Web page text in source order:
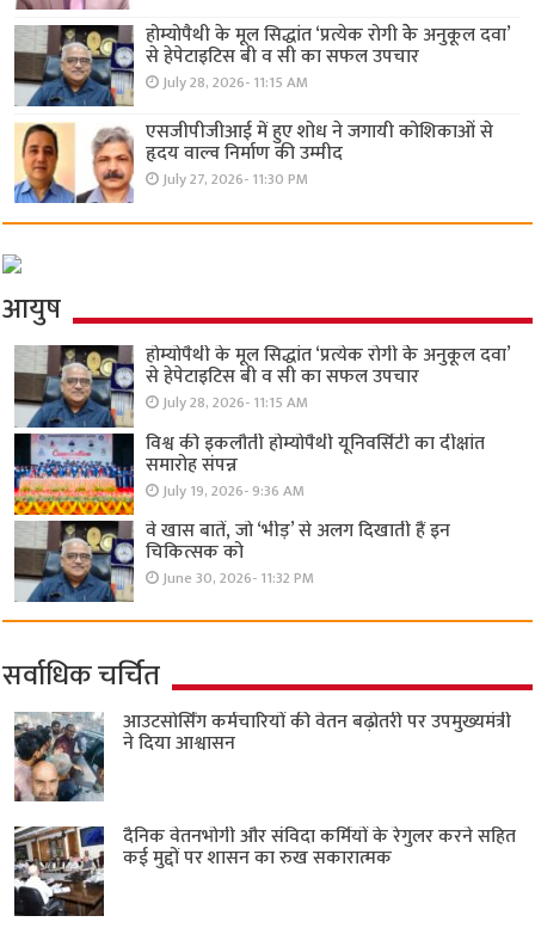
होम्योपैथी के मूल सिद्धांत ‘प्रत्येक रोगी केे अनुकूल दवा’
से हेपेटाइटिस बी व सी का सफल उपचार
July 28, 2026- 11:15 AM
एसजीपीजीआई में हुए शोध ने जगायी कोशिकाओं से
हृदय वाल्व निर्माण की उम्मीद
July 27, 2026- 11:30 PM
आयुष
होम्योपैथी के मूल सिद्धांत ‘प्रत्येक रोगी केे अनुकूल दवा’
से हेपेटाइटिस बी व सी का सफल उपचार
July 28, 2026- 11:15 AM
विश्व की इकलौती होम्योपैथी यूनिवर्सिटी का दीक्षांत
समारोह संपन्न
July 19, 2026- 9:36 AM
वे खास बातें, जो ‘भीड़’ से अलग दिखाती हैं इन
चिकित्सक को
June 30, 2026- 11:32 PM
सर्वाधिक चर्चित
आउटसोर्सिंग कर्मचारियों की वेतन बढ़ोतरी पर उपमुख्यमंत्री
ने दिया आश्वासन
दैनिक वेतनभोगी और संविदा कर्मियों के रेगुलर करने सहित
कई मुद्दों पर शासन का रुख सकारात्मक